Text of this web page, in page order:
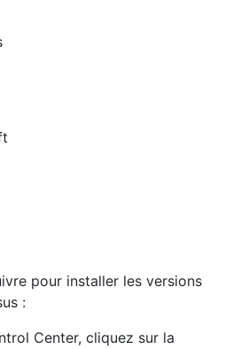
pour installer les versions
:
Center, cliquez sur la